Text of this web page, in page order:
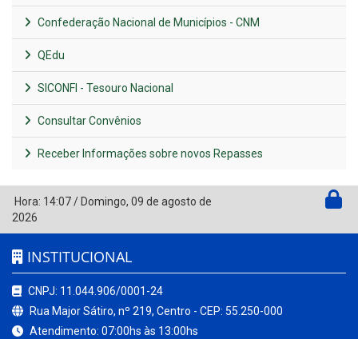
Confederação Nacional de Municípios - CNM
QEdu
SICONFI - Tesouro Nacional
Consultar Convênios
Receber Informações sobre novos Repasses
Hora: 14:07/ Domingo, 09 de agosto de
2026
INSTITUCIONAL
CNPJ: 11.044.906/0001-24
Rua Major Sátiro, nº 219, Centro - CEP: 55.250-000
Atendimento: 07:00hs às 13:00hs